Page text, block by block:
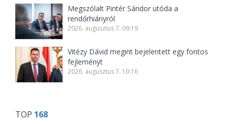
Megszólalt Pintér Sándor utóda a
rendőrhiányról
2026. augusztus 7. 09:19
Vitézy Dávid megint bejelentett egy fontos
fejleményt
2026. augusztus 7. 10:16
TOP 168